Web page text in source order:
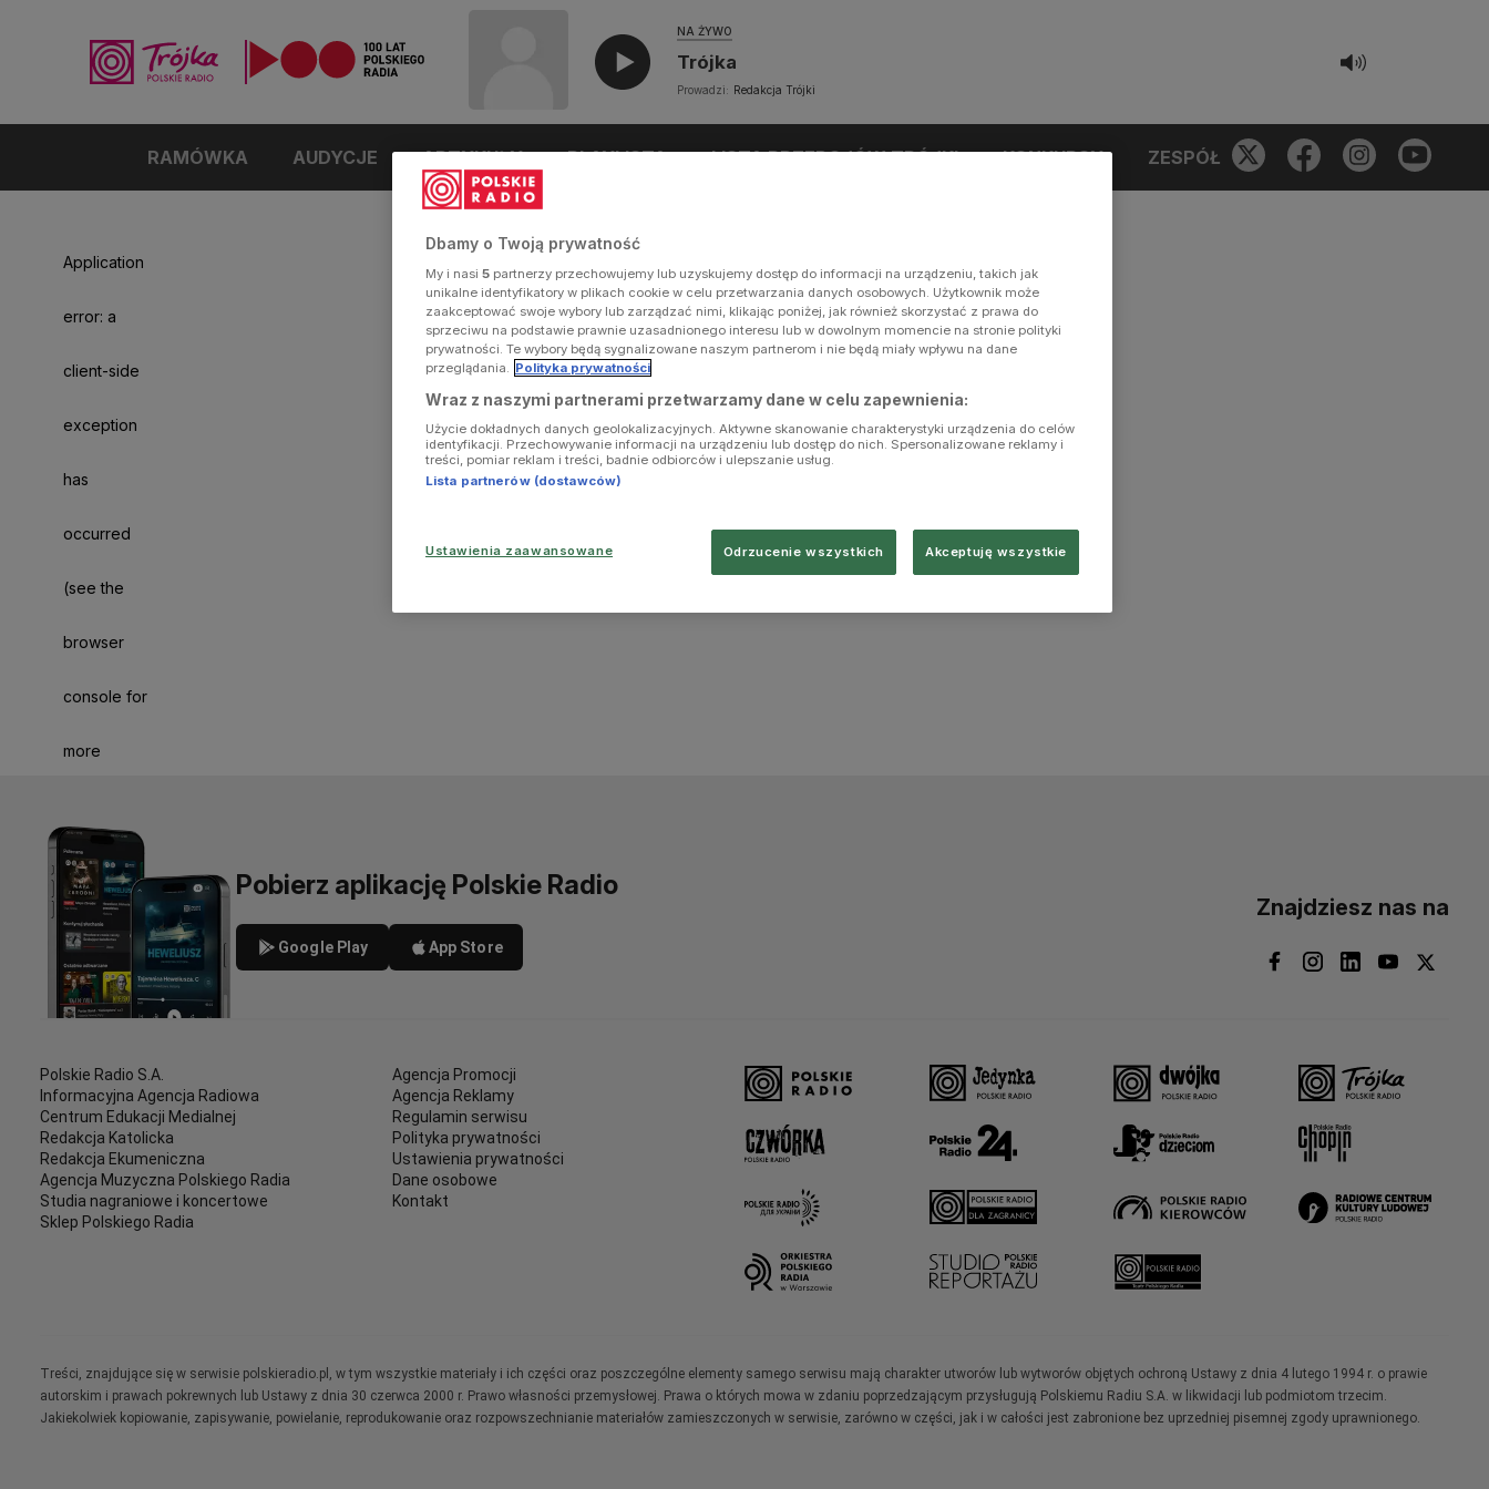
NA ŻYWO
Trójka
Prowadzi: Redakcja Trójki
RAMÓWKA AUDYCJE ARTYKUŁY PLAYLISTA LISTA PRZEBOJÓW TRÓJKI KONKURSY ZESPÓŁ
Application
error: a
client-side
exception
has
occurred
(see the
browser
console for
more
Pobierz aplikację Polskie Radio
Google Play App Store
Znajdziesz nas na
Polskie Radio S.A.
Informacyjna Agencja Radiowa
Centrum Edukacji Medialnej
Redakcja Katolicka
Redakcja Ekumeniczna
Agencja Muzyczna Polskiego Radia
Studia nagraniowe i koncertowe
Sklep Polskiego Radia
Agencja Promocji
Agencja Reklamy
Regulamin serwisu
Polityka prywatności
Ustawienia prywatności
Dane osobowe
Kontakt
Treści, znajdujące się w serwisie polskieradio.pl, w tym wszystkie materiały i ich części oraz poszczególne elementy samego serwisu mają charakter utworów lub wytworów objętych ochroną Ustawy z dnia 4 lutego 1994 r. o prawie
autorskim i prawach pokrewnych lub Ustawy z dnia 30 czerwca 2000 r. Prawo własności przemysłowej. Prawa o których mowa w zdaniu poprzedzającym przysługują Polskiemu Radiu S.A. w likwidacji lub podmiotom trzecim.
Jakiekolwiek kopiowanie, zapisywanie, powielanie, reprodukowanie oraz rozpowszechnianie materiałów zamieszczonych w serwisie, zarówno w części, jak i w całości jest zabronione bez uprzedniej pisemnej zgody uprawnionego.
Dbamy o Twoją prywatność
My i nasi 5 partnerzy przechowujemy lub uzyskujemy dostęp do informacji na urządzeniu, takich jak
unikalne identyfikatory w plikach cookie w celu przetwarzania danych osobowych. Użytkownik może
zaakceptować swoje wybory lub zarządzać nimi, klikając poniżej, jak również skorzystać z prawa do
sprzeciwu na podstawie prawnie uzasadnionego interesu lub w dowolnym momencie na stronie polityki
prywatności. Te wybory będą sygnalizowane naszym partnerom i nie będą miały wpływu na dane
przeglądania. Polityka prywatności
Wraz z naszymi partnerami przetwarzamy dane w celu zapewnienia:
Użycie dokładnych danych geolokalizacyjnych. Aktywne skanowanie charakterystyki urządzenia do celów
identyfikacji. Przechowywanie informacji na urządzeniu lub dostęp do nich. Spersonalizowane reklamy i
treści, pomiar reklam i treści, badnie odbiorców i ulepszanie usług.
Lista partnerów (dostawców)
Ustawienia zaawansowane Odrzucenie wszystkich Akceptuję wszystkie